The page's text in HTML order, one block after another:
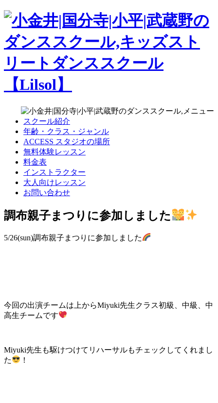
スクール紹介
年齢・クラス・ジャンル
ACCESS スタジオの場所
無料体験レッスン
料金表
インストラクター
大人向けレッスン
お問い合わせ
調布親子まつりに参加しました
5/26(sun)調布親子まつりに参加しました
今回の出演チームは上からMiyuki先生クラス初級、中級、中
高生チームです
Miyuki先生も駆けつけてリハーサルもチェックしてくれまし
た
！